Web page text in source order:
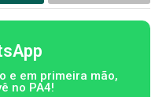
e em primeira mão,
no PA4!